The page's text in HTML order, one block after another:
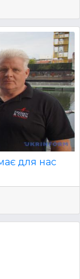
для нас